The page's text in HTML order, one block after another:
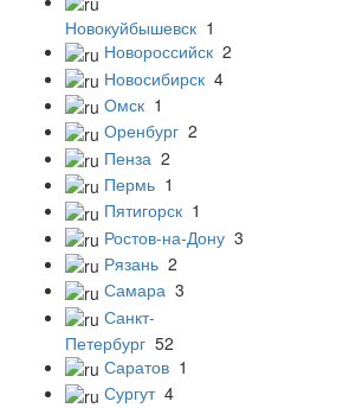
Новокуйбышевск 1
Новороссийск 2
Новосибирск 4
Омск 1
Оренбург 2
Пенза 2
Пермь 1
Пятигорск 1
Ростов-на-Дону 3
Рязань 2
Самара 3
Санкт-
Петербург 52
Саратов 1
Сургут 4